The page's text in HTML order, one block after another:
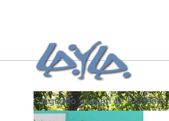
Cargando Imagen de Portada...